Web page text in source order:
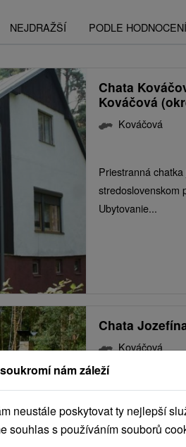
NEJDRAŽŠÍ PODLE HODNOCENÍ
Chata
Kováčová
Kováčová
Priestranná
stredoslovenskom
Ubytovanie...
Chata
Kováčová
nádhernom okolí
obci...
nám záleží
neustále poskytovat ty nejlepší
souhlas s používáním souborů